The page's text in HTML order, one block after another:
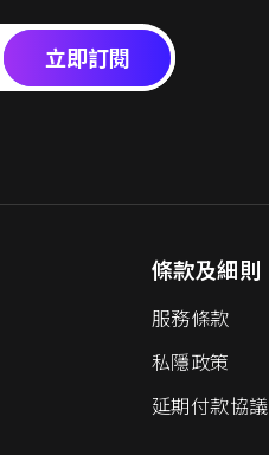
立即訂閱
條款及細則
服務條款
私隱政策
延期付款協議